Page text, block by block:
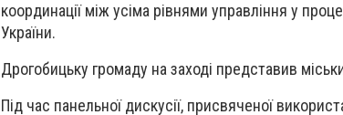
координації між усіма рівнями управління у
України.
Дрогобицьку громаду на заході представив
Під час панельної дискусії, присвяченої